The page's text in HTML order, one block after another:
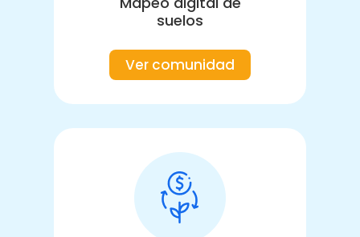
suelos
Ver comunidad